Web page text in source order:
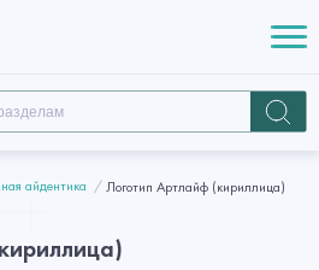
айдентика Логотип Артлайф (кириллица)